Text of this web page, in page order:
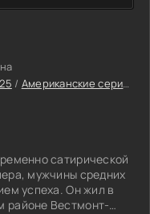
/ Американские сериалы
сатирической
мужчины средних
успеха. Он жил в
районе Вестмонт-